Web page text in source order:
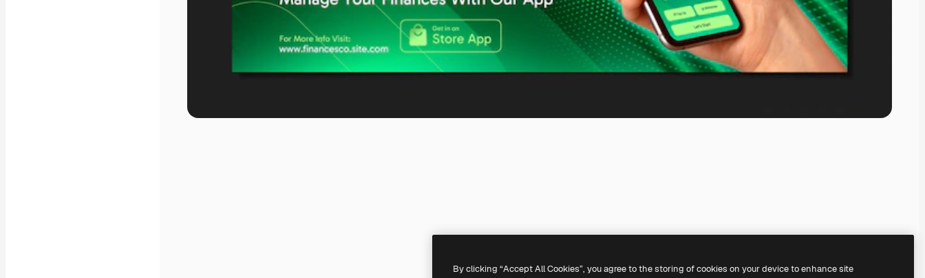
By clicking “Accept All Cookies”, you agree to the storing of cookies on your device to enhance site